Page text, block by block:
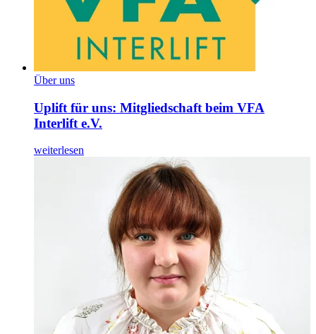
Über uns
Uplift für uns: Mitgliedschaft beim VFA
Interlift e.V.
weiterlesen